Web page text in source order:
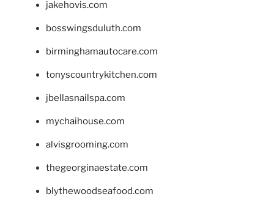
jakehovis.com
bosswingsduluth.com
birminghamautocare.com
tonyscountrykitchen.com
jbellasnailspa.com
mychaihouse.com
alvisgrooming.com
thegeorginaestate.com
blythewoodseafood.com